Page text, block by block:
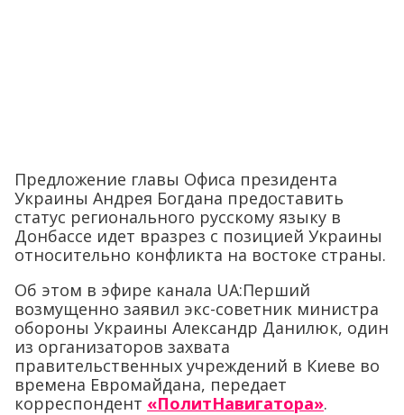
Предложение главы Офиса президента
Украины Андрея Богдана предоставить
статус регионального русскому языку в
Донбассе идет вразрез с позицией Украины
относительно конфликта на востоке страны.
Об этом в эфире канала UA:Перший
возмущенно заявил экс-советник министра
обороны Украины Александр Данилюк, один
из организаторов захвата
правительственных учреждений в Киеве во
времена Евромайдана, передает
корреспондент «ПолитНавигатора».